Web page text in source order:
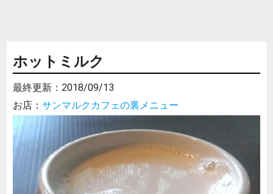
ホットミルク
最終更新： 2018/09/13
お店： サンマルクカフェの裏メニュー